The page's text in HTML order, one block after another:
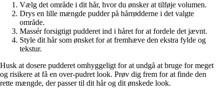
Vælg det område i dit hår, hvor du ønsker at tilføje volumen.
Drys en lille mængde pudder på hårrødderne i det valgte
område.
Massér forsigtigt pudderet ind i håret for at fordele det jævnt.
Style dit hår som ønsket for at fremhæve den ekstra fylde og
tekstur.
Husk at dosere pudderet omhyggeligt for at undgå at bruge for meget
og risikere at få en over-pudret look. Prøv dig frem for at finde den
rette mængde, der passer til dit hår og dit ønskede look.